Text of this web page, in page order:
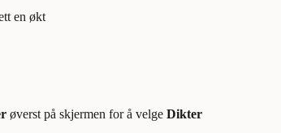
en økt
øverst på skjermen for å velge Dikter